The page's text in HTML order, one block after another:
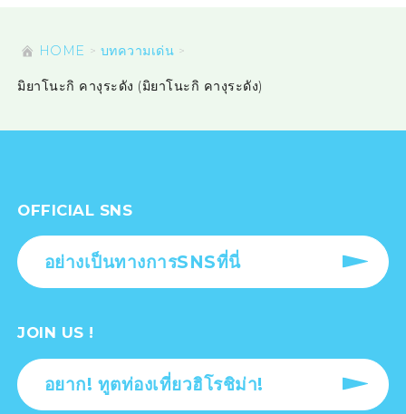
HOME บทความเด่น
มิยาโนะกิ คางุระดัง (มิยาโนะกิ คางุระดัง)
OFFICIAL SNS
อย่างเป็นทางการSNSที่นี่
JOIN US !
อยาก! ทูตท่องเที่ยวฮิโรชิม่า!